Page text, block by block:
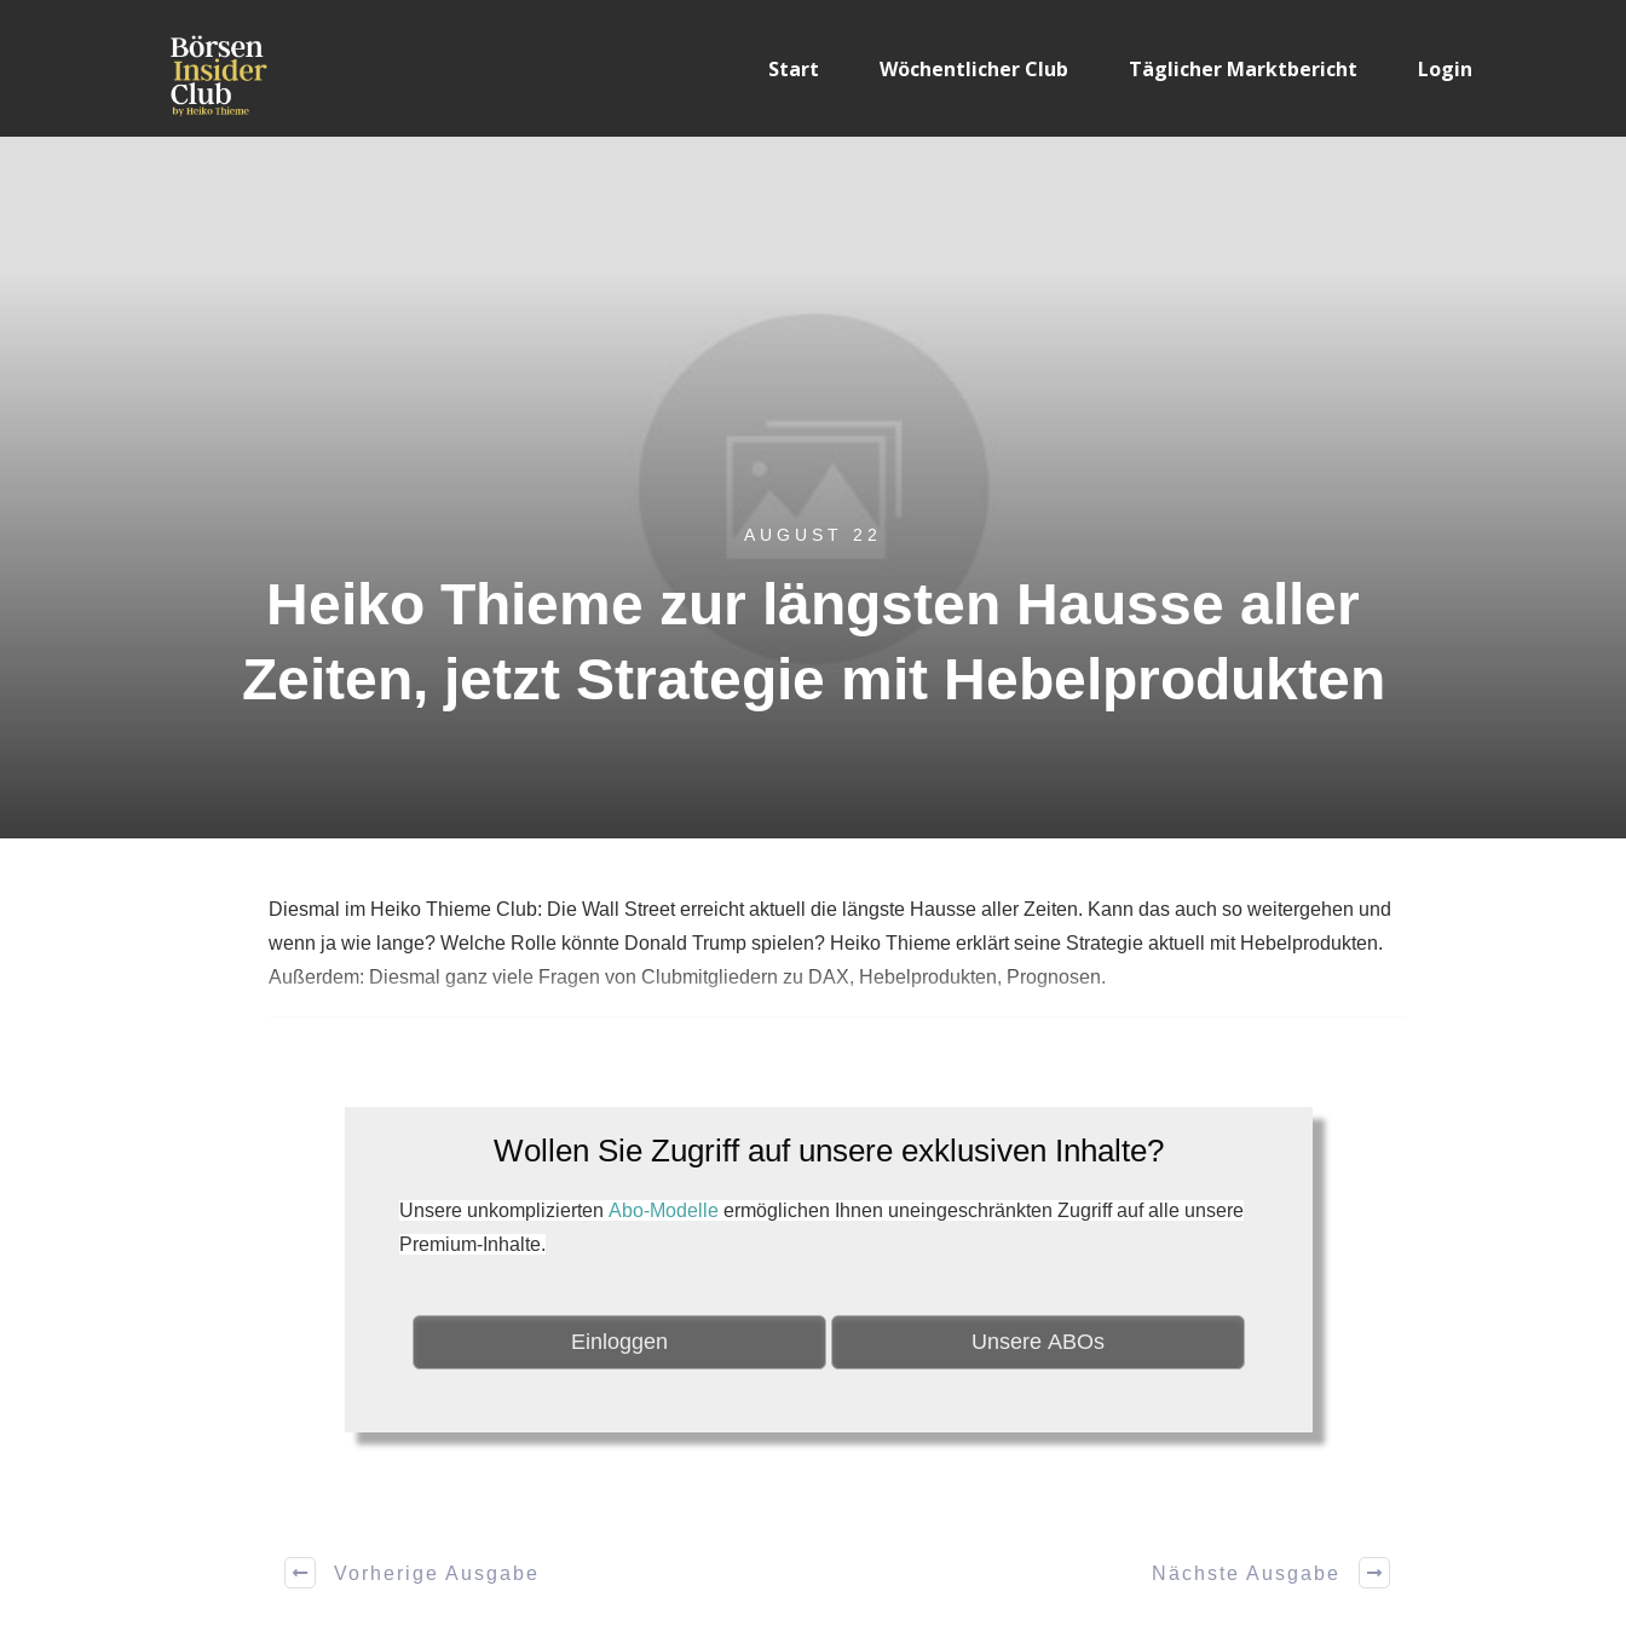
Start Wöchentlicher Club Täglicher Marktbericht Login
AUGUST 22
Heiko Thieme zur längsten Hausse aller
Zeiten, jetzt Strategie mit Hebelprodukten
Diesmal im Heiko Thieme Club: Die Wall Street erreicht aktuell die längste Hausse aller Zeiten. Kann das auch so weitergehen und
wenn ja wie lange? Welche Rolle könnte Donald Trump spielen? Heiko Thieme erklärt seine Strategie aktuell mit Hebelprodukten.
Außerdem: Diesmal ganz viele Fragen von Clubmitgliedern zu DAX, Hebelprodukten, Prognosen.
Wollen Sie Zugriff auf unsere exklusiven Inhalte?
Unsere unkomplizierten Abo-Modelleermöglichen Ihnen uneingeschränkten Zugriff auf alle unsere
Premium-Inhalte.
Einloggen Unsere ABOs
Vorherige Ausgabe Nächste Ausgabe